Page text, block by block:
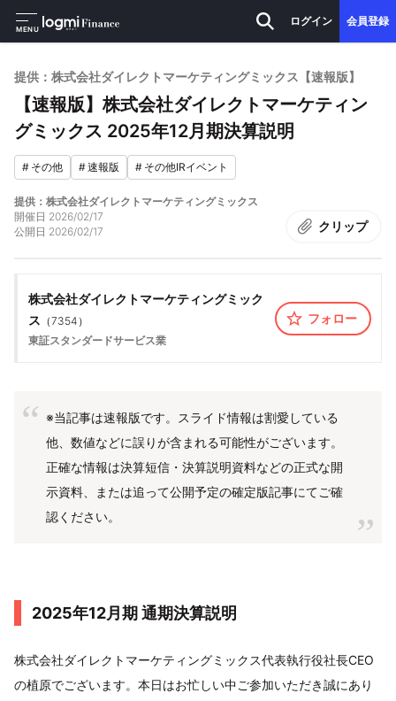
MENU
ログイン 会員登録
提供：株式会社ダイレクトマーケティングミックス【速報版】
【速報版】株式会社ダイレクトマーケティン
グミックス 2025年12月期決算説明
# その他 #速報版 # その他IRイベント
提供：株式会社ダイレクトマーケティングミックス
開催日 2026/02/17
公開日 2026/02/17 クリップ
株式会社ダイレクトマーケティングミック
ス （7354 ）
東証スタンダードサービス業
フォロー
※当記事は速報版です。スライド情報は割愛している
他、数値などに誤りが含まれる可能性がございます。
正確な情報は決算短信・決算説明資料などの正式な開
示資料、または追って公開予定の確定版記事にてご確
認ください。
2025年12月期 通期決算説明
株式会社ダイレクトマーケティングミックス代表執行役社長CEO
の植原でございます。本日はお忙しい中ご参加いただき誠にあり